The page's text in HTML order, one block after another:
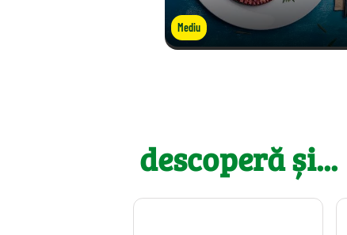
Mediu
descoperă și...